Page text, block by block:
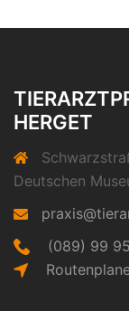
HERGET
Deutschen
(089) 99